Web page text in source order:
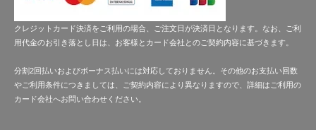
クレジットカード決済をご利用の場合、ご注文日が決済日となります。なお、ご利
用代金のお引き落とし日は、お客様とカード会社とのご契約内容に基づきます。
分割2回払いおよびボーナス払いには対応しておりません。その他のお支払い回数
やご利用条件につきましては、ご契約内容により異なりますので、詳細はご利用の
カード会社へお問い合わせください。